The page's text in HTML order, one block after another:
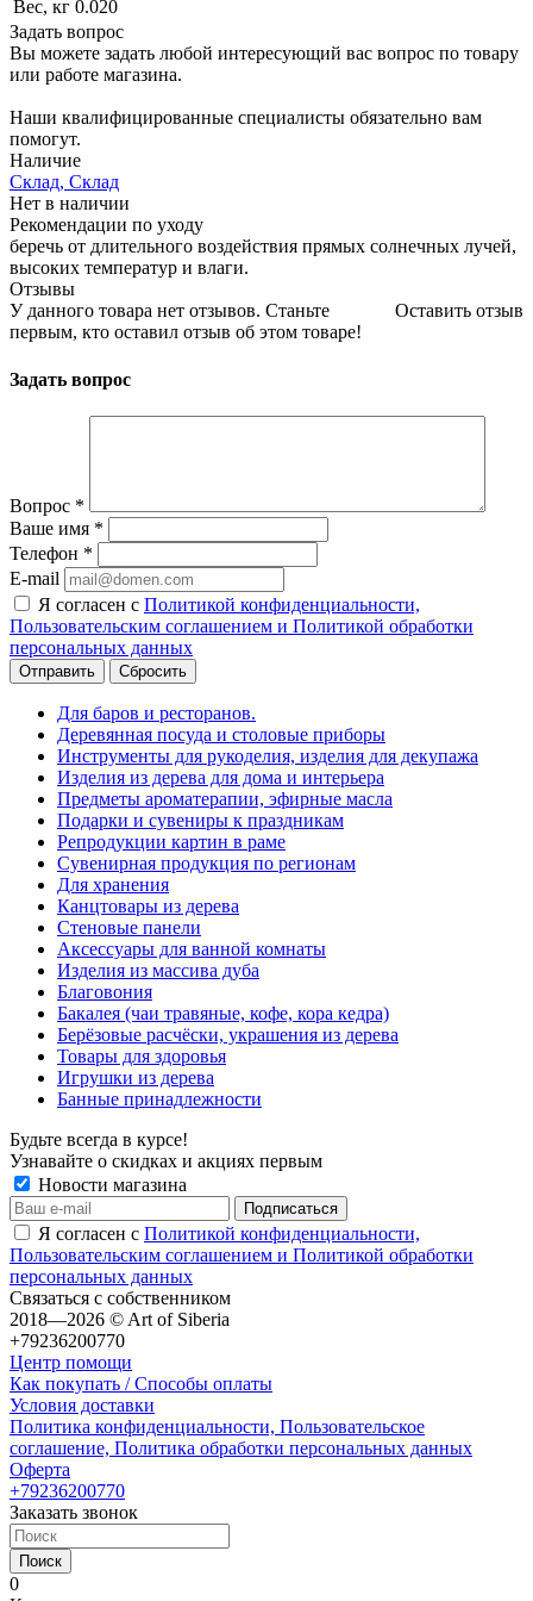
Вес, кг 0.020
Задать вопрос
Вы можете задать любой интересующий вас вопрос по товару
или работе магазина.
Наши квалифицированные специалисты обязательно вам
помогут.
Наличие
Склад, Склад
Нет в наличии
Рекомендации по уходу
беречь от длительного воздействия прямых солнечных лучей,
высоких температур и влаги.
Отзывы
Оставить отзыв
У данного товара нет отзывов. Станьте
первым, кто оставил отзыв об этом товаре!
Задать вопрос
Вопрос *
Ваше имя *
Телефон *
E-mail
Я согласен с Политикой конфиденциальности,
Пользовательским соглашением и Политикой обработки
персональных данных
Сбросить
Для баров и ресторанов.
Деревянная посуда и столовые приборы
Инструменты для рукоделия, изделия для декупажа
Изделия из дерева для дома и интерьера
Предметы ароматерапии, эфирные масла
Подарки и сувениры к праздникам
Репродукции картин в раме
Сувенирная продукция по регионам
Для хранения
Канцтовары из дерева
Стеновые панели
Аксессуары для ванной комнаты
Изделия из массива дуба
Благовония
Бакалея (чаи травяные, кофе, кора кедра)
Берёзовые расчёски, украшения из дерева
Товары для здоровья
Игрушки из дерева
Банные принадлежности
Будьте всегда в курсе!
Узнавайте о скидках и акциях первым
Новости магазина
Я согласен с Политикой конфиденциальности,
Пользовательским соглашением и Политикой обработки
персональных данных
Связаться с собственником
2018—2026 © Art of Siberia
+79236200770
Центр помощи
Как покупать / Способы оплаты
Условия доставки
Политика конфиденциальности, Пользовательское
соглашение, Политика обработки персональных данных
Оферта
+79236200770
Заказать звонок
Поиск
0